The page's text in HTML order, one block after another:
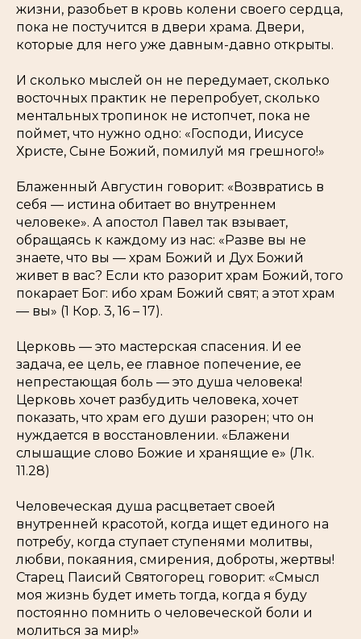
жизни, разобьет в кровь колени своего сердца,
пока не постучится в двери храма. Двери,
которые для него уже давным-давно открыты.
И сколько мыслей он не передумает, сколько
восточных практик не перепробует, сколько
ментальных тропинок не истопчет, пока не
поймет, что нужно одно: «Господи, Иисусе
Христе, Сыне Божий, помилуй мя грешного!»
Блаженный Августин говорит: «Возвратись в
себя — истина обитает во внутреннем
человеке». А апостол Павел так взывает,
обращаясь к каждому из нас: «Разве вы не
знаете, что вы — храм Божий и Дух Божий
живет в вас? Если кто разорит храм Божий, того
покарает Бог: ибо храм Божий свят; а этот храм
— вы» (1 Кор. 3, 16 – 17).
Церковь — это мастерская спасения. И ее
задача, ее цель, ее главное попечение, ее
непрестающая боль — это душа человека!
Церковь хочет разбудить человека, хочет
показать, что храм его души разорен; что он
нуждается в восстановлении. «Блажени
слышащие слово Божие и хранящие е» (Лк.
11.28)
Человеческая душа расцветает своей
внутренней красотой, когда ищет единого на
потребу, когда ступает ступенями молитвы,
любви, покаяния, смирения, доброты, жертвы!
Старец Паисий Святогорец говорит: «Смысл
моя жизнь будет иметь тогда, когда я буду
постоянно помнить о человеческой боли и
молиться за мир!»